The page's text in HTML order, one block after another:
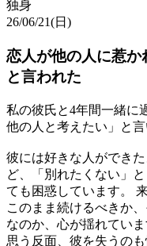
独身
26/06/21(日)
恋人が他の人に惹
と言われた
私の彼氏と4年間一緒に
他の人と考えたい」と
彼には好きな人ができ
ど、「別れたくない」
ても困惑しています。
このまま続けるべきか
なのか、心が揺れてい
思う反面、彼を失うのも